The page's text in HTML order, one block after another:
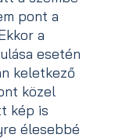
pont a
a
esetén
keletkező
közel
kép is
élesebbé